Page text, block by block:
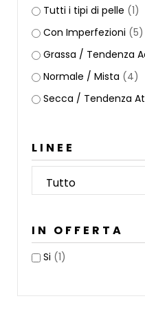
Tutti i tipi di pelle (1)
Con Imperfezioni (5)
Grassa / Tendenza
Normale / Mista (4)
Secca / Tendenza
LINEE
IN OFFERTA
Si (1)